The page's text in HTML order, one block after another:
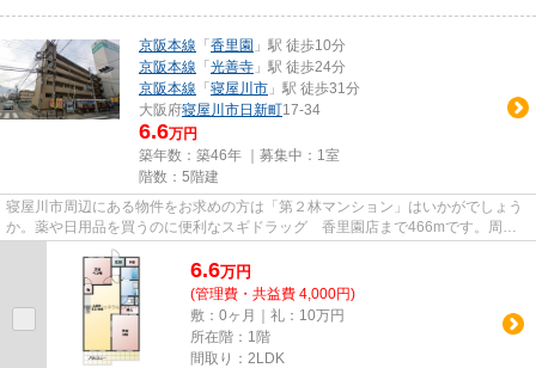
京阪本線 「 香里園 」駅 徒歩10分
京阪本線 「 光善寺 」駅 徒歩24分
京阪本線 「 寝屋川市 」駅 徒歩31分
大阪府寝屋川市日新町17-34
6.6万円
築年数：築46年 ｜募集中： 1室
階数：5階建
寝屋川市周辺にある物件をお求めの方は「第２林マンション」はいかがでしょう
か。薬や日用品を買うのに便利なスギドラッグ 香里園店まで466mです。周辺
に駅が二つあり、交通の利便性...
6.6万円
(管理費・共益費 4,000円)
敷：0ヶ月｜礼：10万円
所在階：1階
間取り：2LDK